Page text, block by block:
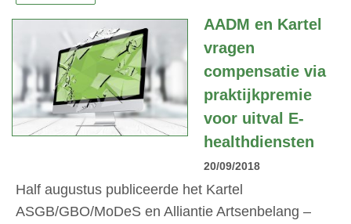
AADM en Kartel
vragen
compensatie via
praktijkpremie
voor uitval E-
healthdiensten
20/09/2018
Half augustus publiceerde het Kartel
ASGB/GBO/MoDeS en Alliantie Artsenbelang –